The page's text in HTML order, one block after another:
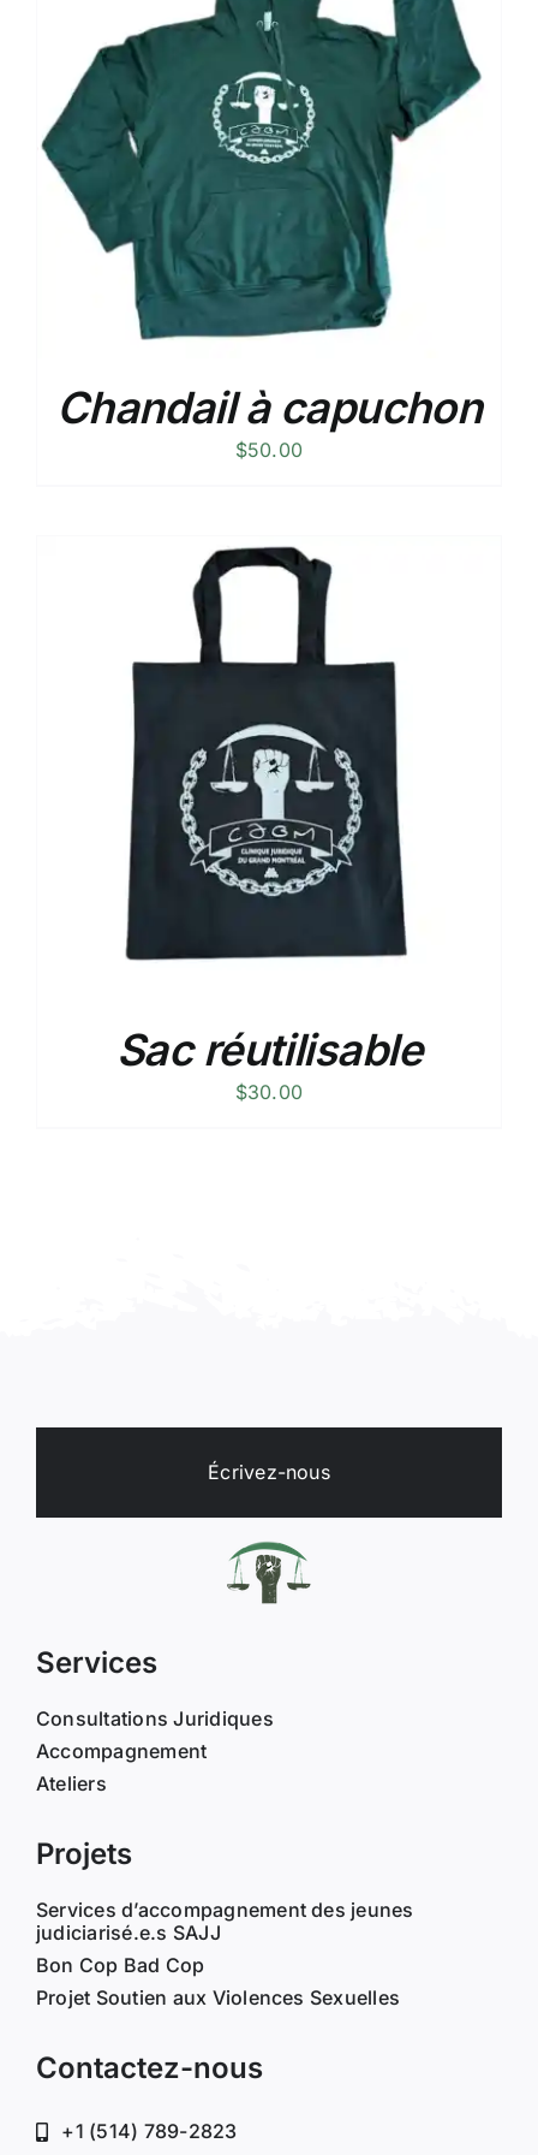
Chandail à capuchon
$50.00
Sac réutilisable
$30.00
Écrivez-nous
Services
Consultations Juridiques
Accompagnement
Ateliers
Projets
Services d’accompagnement des jeunes
judiciarisé.e.s SAJJ
Bon Cop Bad Cop
Projet Soutien aux Violences Sexuelles
Contactez-nous
+1 (514) 789-2823